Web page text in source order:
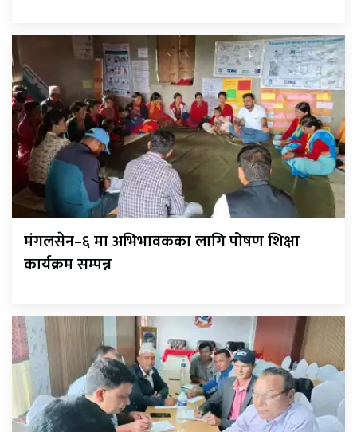
मंगलसेन–६ मा अभिभावकका लागि पोषण शिक्षा
कार्यक्रम सम्पन्न